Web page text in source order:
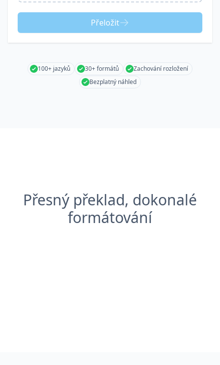
Přeložit
100+ jazyků 30+ formátů
Zachování rozložení
Bezplatný náhled
Přesný překlad, dokonalé
formátování